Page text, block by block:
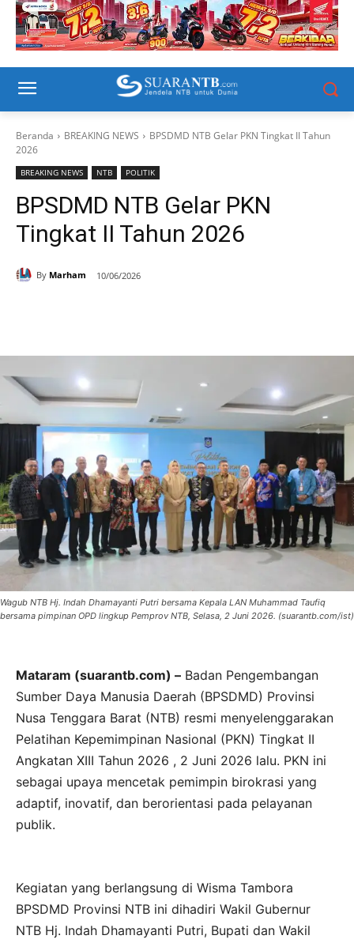
Beranda BREAKING NEWS
BPSDMD NTB Gelar PKN Tingkat II Tahun
2026
BREAKING NEWS NTB POLITIK
BPSDMD NTB Gelar PKN
Tingkat II Tahun 2026
By Marham 10/06/2026
Wagub NTB Hj. Indah Dhamayanti Putri bersama Kepala LAN Muhammad Taufiq
bersama pimpinan OPD lingkup Pemprov NTB, Selasa, 2 Juni 2026. (suarantb.com/ist)
Mataram (suarantb.com) – Badan Pengembangan
Sumber Daya Manusia Daerah (BPSDMD) Provinsi
Nusa Tenggara Barat (NTB) resmi menyelenggarakan
Pelatihan Kepemimpinan Nasional (PKN) Tingkat II
Angkatan XIII Tahun 2026 , 2 Juni 2026 lalu. PKN ini
sebagai upaya mencetak pemimpin birokrasi yang
adaptif, inovatif, dan berorientasi pada pelayanan
publik.
Kegiatan yang berlangsung di Wisma Tambora
BPSDMD Provinsi NTB ini dihadiri Wakil Gubernur
NTB Hj. Indah Dhamayanti Putri, Bupati dan Wakil